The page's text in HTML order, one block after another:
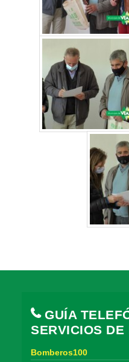
GUÍA
SERVICIOS
Bomberos100